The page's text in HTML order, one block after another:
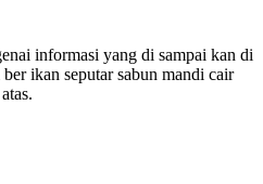
informasi yang di sampai kan di
ikan seputar sabun mandi cair